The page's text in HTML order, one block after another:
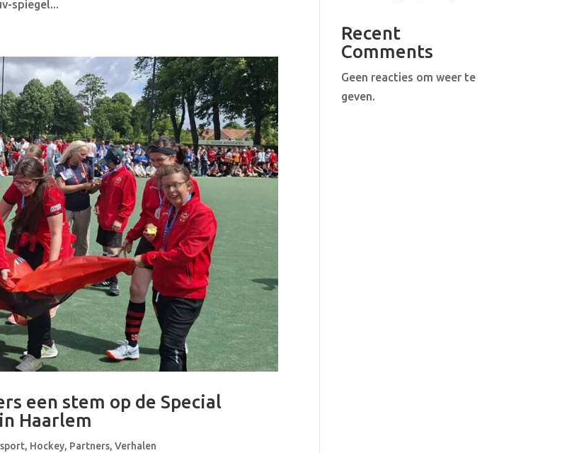
spiegel...
een stem op de Special
Haarlem
, Hockey, Partners,Verhalen
Recent
Comments
Geen reacties om weer te
geven.